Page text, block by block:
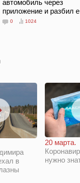
автомобиль через
приложение и разбил
0 1024
в
20 марта.
нужно